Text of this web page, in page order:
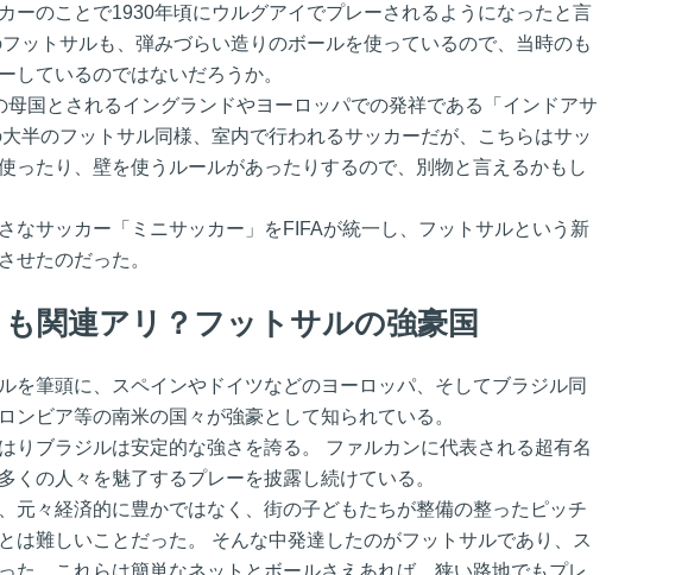
ーのことで1930年頃にウルグアイでプレーされるようになったと言
ットサルも、弾みづらい造りのボールを使っているので、当時のも
しているのではないだろうか。
母国とされるイングランドやヨーロッパでの発祥である「インドアサ
半のフットサル同様、室内で行われるサッカーだが、こちらはサッ
ったり、壁を使うルールがあったりするので、別物と言えるかもし
なサッカー「ミニサッカー」をFIFAが統一し、フットサルという新
せたのだった。
関連アリ？フットサルの強豪国
を筆頭に、スペインやドイツなどのヨーロッパ、そしてブラジル同
ンビア等の南米の国々が強豪として知られている。
りブラジルは安定的な強さを誇る。 ファルカンに代表される超有名
くの人々を魅了するプレーを披露し続けている。
元々経済的に豊かではなく、街の子どもたちが整備の整ったピッチ
は難しいことだった。 そんな中発達したのがフットサルであり、ス
た。これらは簡単なネットとボールさえあれば、狭い路地でもプレ